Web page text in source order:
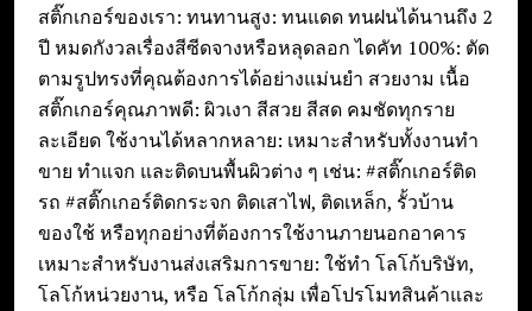
สติ๊กเกอร์ของเรา: ทนทานสูง: ทนแดด ทนฝนได้นานถึง 2
ปี หมดกังวลเรื่องสีซีดจางหรือหลุดลอก ไดคัท 100%: ตัด
ตามรูปทรงที่คุณต้องการได้อย่างแม่นยำ สวยงาม เนื้อ
สติ๊กเกอร์คุณภาพดี: ผิวเงา สีสวย สีสด คมชัดทุกราย
ละเอียด ใช้งานได้หลากหลาย: เหมาะสำหรับทั้งงานทำ
ขาย ทำแจก และติดบนพื้นผิวต่าง ๆ เช่น: #สติ๊กเกอร์ติด
รถ #สติ๊กเกอร์ติดกระจก ติดเสาไฟ, ติดเหล็ก, รั้วบ้าน
ของใช้ หรือทุกอย่างที่ต้องการใช้งานภายนอกอาคาร
เหมาะสำหรับงานส่งเสริมการขาย: ใช้ทำ โลโก้บริษัท,
โลโก้หน่วยงาน, หรือ โลโก้กลุ่ม เพื่อโปรโมทสินค้าและ